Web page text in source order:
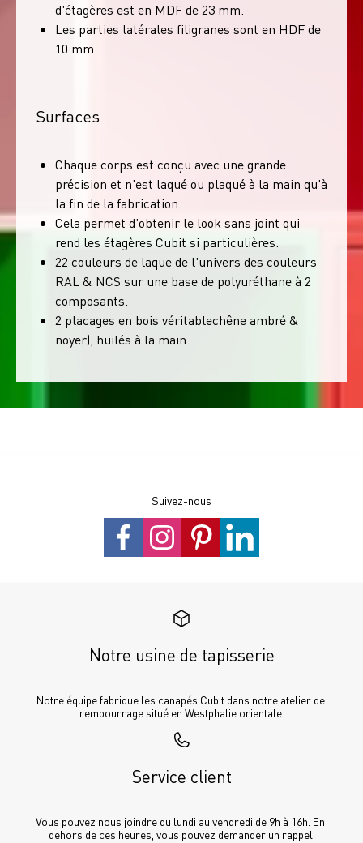
d'étagères est en MDF de 23 mm.
Les parties latérales filigranes sont en HDF de
10 mm.
Surfaces
Chaque corps est conçu avec une grande
précision et n'est laqué ou plaqué à la main qu'à
la fin de la fabrication.
Cela permet d'obtenir le look sans joint qui
rend les étagères Cubit si particulières.
22 couleurs de laque de l'univers des couleurs
RAL & NCS sur une base de polyuréthane à 2
composants.
2 placages en bois véritablechêne ambré &
noyer), huilés à la main.
Suivez-nous
Notre usine de tapisserie
Notre équipe fabrique les canapés Cubit dans notre atelier de
rembourrage situé en Westphalie orientale.
Service client
Vous pouvez nous joindre du lundi au vendredi de 9h à 16h. En
dehors de ces heures, vous pouvez demander un rappel.